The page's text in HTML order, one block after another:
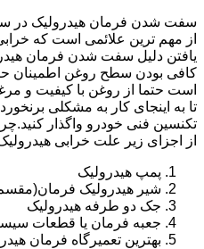
سفت شدن فرمان هیدرولیک در
از مهم ترین علائمی است که
یافتن دلیل سفت شدن فرمان
کافی بودن سطح روغن اطمینان
است حتما از روغن با کیفیت و
تا به اینجای کار به مشکلی
تکنسین فنی خودرو واگذار
از اجزای زیر علت خرابی
پمپ هیدرولیک
شیر هیدرولیک
جک دو طرفه هیدرولیک
جعبه فرمان یا قطعات
بهترین تعمیرگاه فرمان